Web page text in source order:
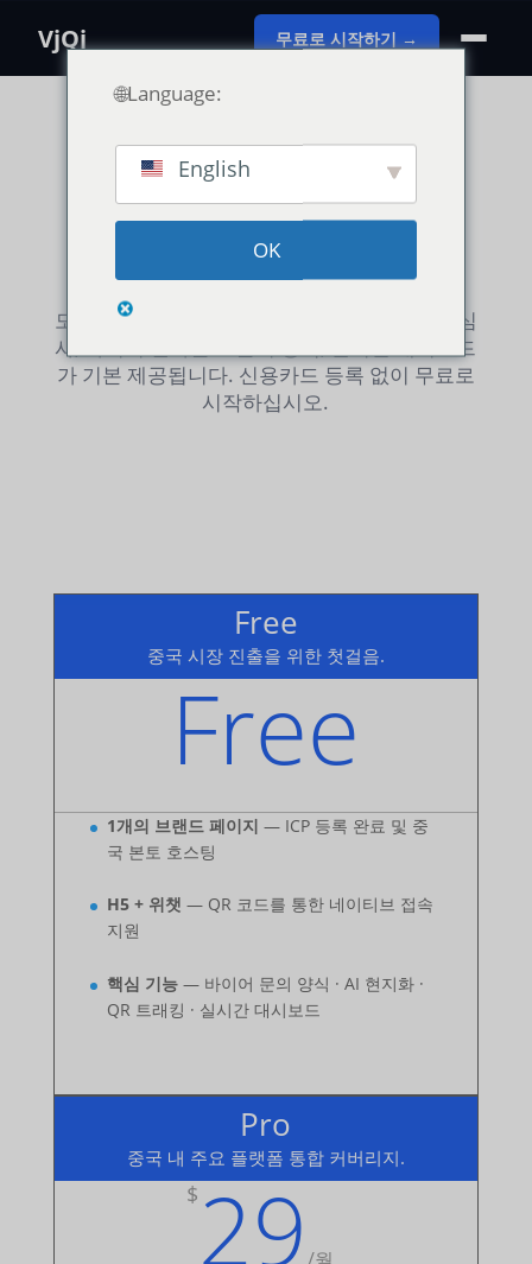
VjQj 무료로 시작하기 →
직관적인 요금제. 숨겨진 추가 비용
은 없습니다.
모든 플랜에 AI 현지화, 컴플라이언스(광고법) 심
사, 바이어 인바운드 문의 양식, 실시간 대시보드
가 기본 제공됩니다. 신용카드 등록 없이 무료로
시작하십시오.
Free
중국 시장 진출을 위한 첫걸음.
Free
1개의 브랜드 페이지 — ICP 등록 완료 및 중
국 본토 호스팅
H5 + 위챗 — QR 코드를 통한 네이티브 접속
지원
핵심 기능— 바이어 문의 양식 · AI 현지화 ·
QR 트래킹 · 실시간 대시보드
Pro
중국 내 주요 플랫폼 통합 커버리지.
$ 29
🌐Language:
English
OK